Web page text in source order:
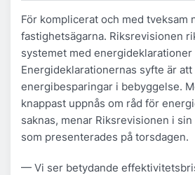
För komplicerat och med tveksam
fastighetsägarna. Riksrevisionen
systemet med energideklarationer
Energideklarationernas syfte är att
energibesparingar i bebyggelse.
knappast uppnås om råd för
saknas, menar Riksrevisionen i
som presenterades på torsdagen.
— Vi ser betydande